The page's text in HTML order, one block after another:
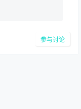
参与讨论